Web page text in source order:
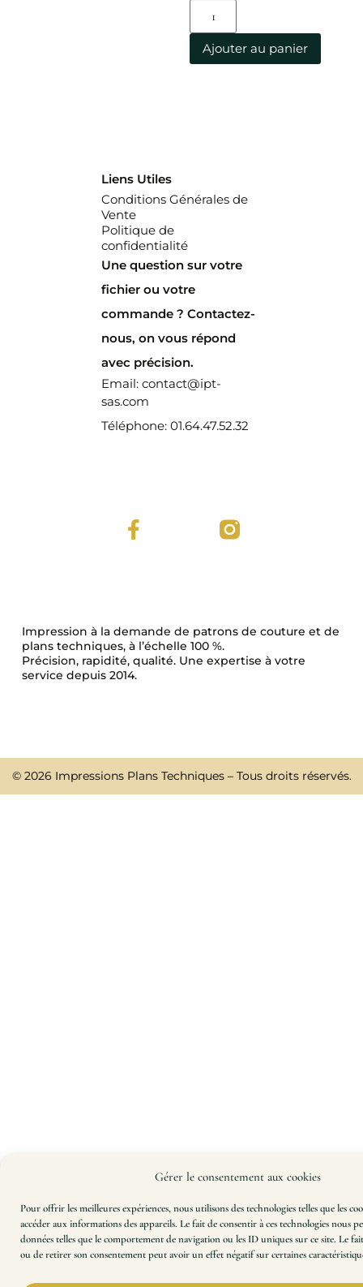
Gérer le consentement aux cookies
Pour offrir les meilleures expériences, nous utilisons des technologies telles que les
accéder aux informations des appareils. Le fait de consentir à ces technologies nous
données telles que le comportement de navigation ou les ID uniques sur ce site. Le
ou de retirer son consentement peut avoir un effet négatif sur certaines
Ajouter au panier
Impression à la demande de patrons de couture et de
plans techniques, à l’échelle 100 %.
Précision, rapidité, qualité. Une expertise à votre
service depuis 2014.
Liens Utiles
Conditions Générales de
Vente
Politique de
confidentialité
Une question sur votre
fichier ou votre
commande ? Contactez-
nous, on vous répond
avec précision.
Email: contact@ipt-
sas.com
Téléphone: 01.64.47.52.32
© 2026 Impressions Plans Techniques – Tous droits réservés.